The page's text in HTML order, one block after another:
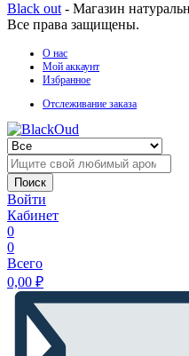
Black out - Магазин
Все права защищены.
О нас
Мой аккаунт
Избранное
Отслеживание заказа
Поиск
Войти
Кабинет
0
0
Всего
0,00 ₽